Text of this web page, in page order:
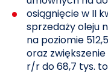
osiągnięcie w II
sprzedaży oleju
na poziomie
oraz
r/r do 68,7 tys.